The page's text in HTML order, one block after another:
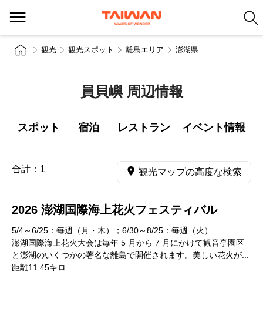
観光 観光スポット 離島エリア 澎湖県
員貝嶼 周辺情報
スポット 宿泊 レストラン イベント情報
合計： 1 観光マップの高度な検索
2026 澎湖国際海上花火フェスティバル
5/4～6/25：毎週（月・木）；6/30～8/25：毎週（火）
澎湖国際海上花火大会は毎年 5 月から 7 月にかけて観音亭園区
と澎湖のいくつかの著名な離島で開催されます。美しい花火が...
距離11.45キロ